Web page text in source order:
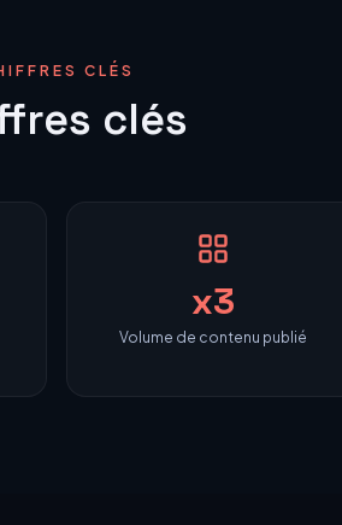
CLÉS
clés
x3
Volume de contenu publié